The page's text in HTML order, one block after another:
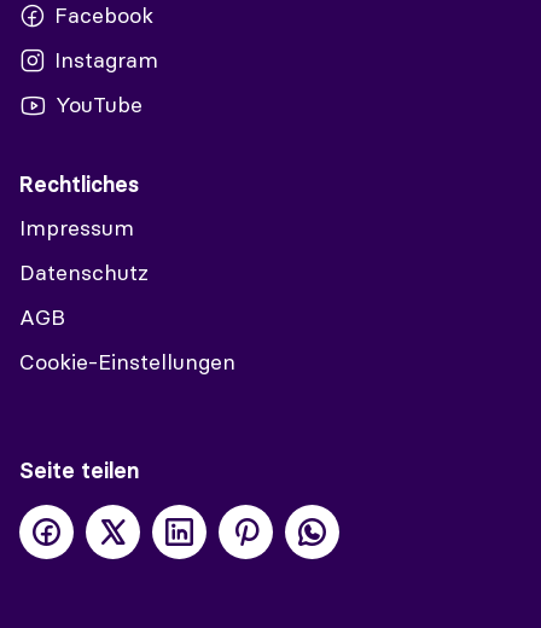
Facebook
Instagram
YouTube
Rechtliches
Impressum
Datenschutz
AGB
Cookie-Einstellungen
Seite teilen